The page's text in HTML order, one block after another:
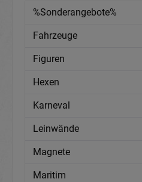
%Sonderangebote%
Fahrzeuge
Figuren
Hexen
Karneval
Leinwände
Magnete
Maritim